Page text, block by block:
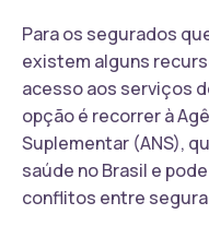
Para os segurados
existem alguns
acesso aos serviços
opção é recorrer à
Suplementar (ANS),
saúde no Brasil e
conflitos entre